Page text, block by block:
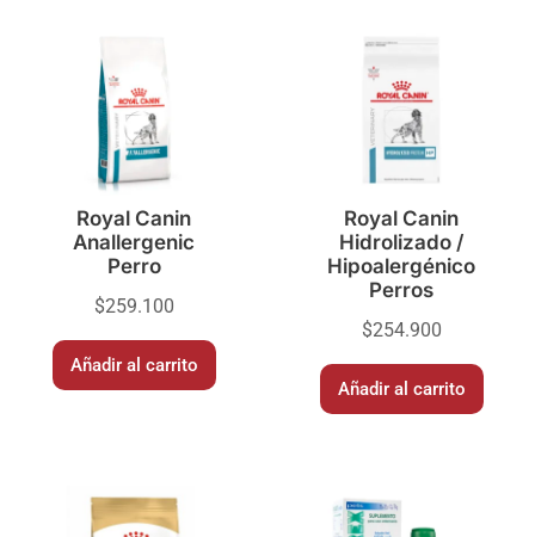
Royal Canin
Anallergenic
Perro
$259.100
Añadir al carrito
Royal Canin
Hidrolizado /
Hipoalergénico
Perros
$254.900
Añadir al carrito